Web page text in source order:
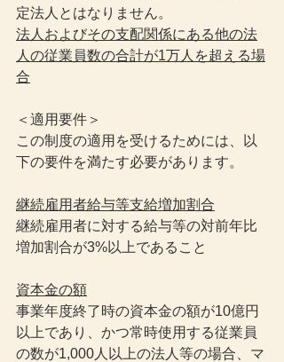
定法人とはなりません。
法人およびその支配関係にある他の法
人の従業員数の合計が1万人を超える場
合
＜適用要件＞
この制度の適用を受けるためには、以
下の要件を満たす必要があります。
継続雇用者給与等支給増加割合
継続雇用者に対する給与等の対前年比
増加割合が3%以上であること
資本金の額
事業年度終了時の資本金の額が10億円
以上であり、かつ常時使用する従業員
の数が1,000人以上の法人等の場合、マ